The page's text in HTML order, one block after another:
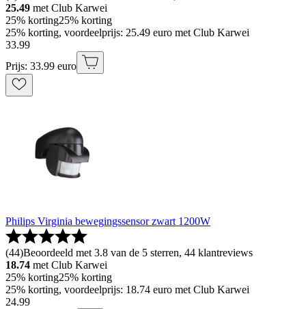
25.49 met Club Karwei
25% korting25% korting
25% korting, voordeelprijs: 25.49 euro met Club Karwei
33.99
Prijs: 33.99 euro
Philips Virginia bewegingssensor zwart 1200W
(44)Beoordeeld met 3.8 van de 5 sterren, 44 klantreviews
18.74 met Club Karwei
25% korting25% korting
25% korting, voordeelprijs: 18.74 euro met Club Karwei
24.99